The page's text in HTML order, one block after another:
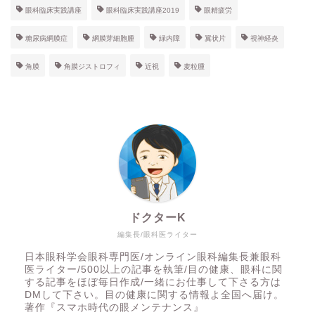
眼科臨床実践講座 眼科臨床実践講座2019 眼精疲労
糖尿病網膜症 網膜芽細胞腫 緑内障 翼状片 視神経炎
角膜 角膜ジストロフィ 近視 麦粒腫
編集長/眼科医ライター
ドクターK
日本眼科学会眼科専門医/オンライン眼科編集長兼眼科
医ライター/500以上の記事を執筆/目の健康、眼科に関
する記事をほぼ毎日作成/一緒にお仕事して下さる方は
DMして下さい。目の健康に関する情報よ全国へ届け。
著作『スマホ時代の眼メンテナンス』